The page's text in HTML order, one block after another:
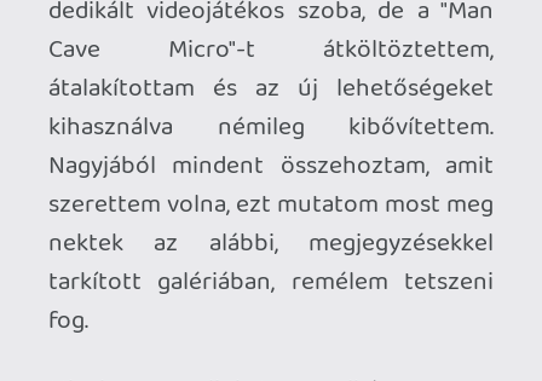
Mivel a nappalinkat semmiképpen nem
akarta a párom gamescommá alakítani,
ezért a relatíve tágas hálószobánk egyik
szeglete elfogadható kompromisszum
volt mindenki számára. Egy kicsit tartott
tőle, milyen lesz szörnyekkel ébredni, de
voltam olyan kedves, hogy az általa
legkevésbé favorizált Doom Collector's
Edition Revenant-ját egy másik rajongó
gondjaira bíztam. Kifejezetten örült a
tökéletes hely megtalálásának: a
folyosóról benézve a nyitott ajtón nem